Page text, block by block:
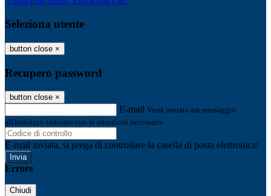
Seleziona utente
button close ×
Recupero password
button close ×
E-mail Verrà inviato un messaggio
all'indirizzo indicato con le istruzioni necessarie.
E-mail inviata, si prega di controllare la casella di posta elettronica!
Errore
Chiudi